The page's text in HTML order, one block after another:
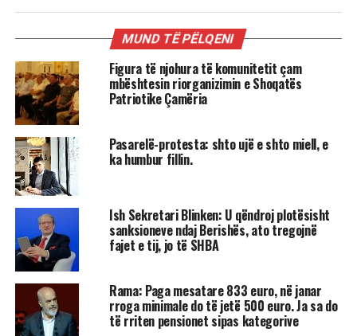
MUND TË PËLQENI
Figura të njohura të komunitetit çam
mbështesin riorganizimin e Shoqatës
Patriotike Çamëria
Pasarelë-protesta: shto ujë e shto miell, e
ka humbur fillin.
Ish Sekretari Blinken: U qëndroj plotësisht
sanksioneve ndaj Berishës, ato tregojnë
fajet e tij, jo të SHBA
Rama: Paga mesatare 833 euro, në janar
rroga minimale do të jetë 500 euro. Ja sa do
të rriten pensionet sipas kategorive